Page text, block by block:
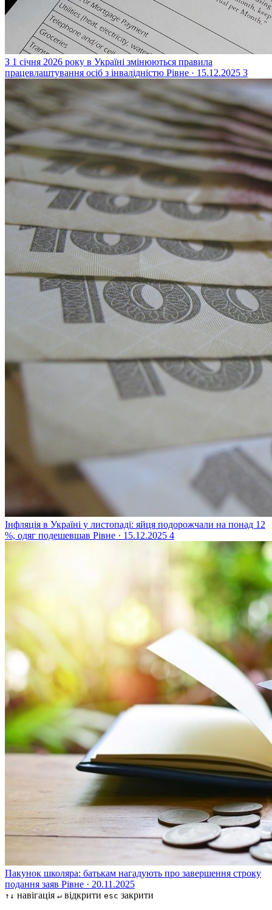
З 1 січня 2026 року в Україні змінюються правила
працевлаштування осіб з інвалідністю Рівне · 15.12.2025 3
Інфляція в Україні у листопаді: яйця подорожчали на понад 12
%, одяг подешевшав Рівне · 15.12.2025 4
Пакунок школяра: батькам нагадують про завершення строку
подання заяв Рівне · 20.11.2025
↑↓ навігація ↵ відкрити esc закрити